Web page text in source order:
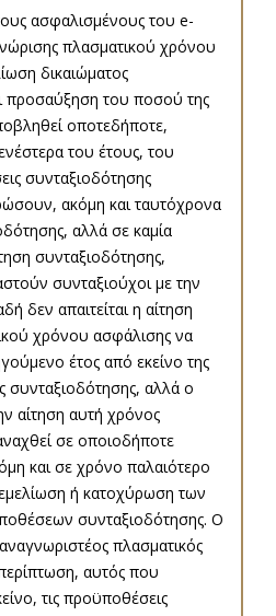
ασφαλισμένους του e-
πλασματικού χρόνου
δικαιώματος
προσαύξηση του ποσού της
οποτεδήποτε,
του έτους, του
συνταξιοδότησης
ακόμη και ταυτόχρονα
αλλά σε καμία
συνταξιοδότησης,
συνταξιούχοι με την
δεν απαιτείται η αίτηση
χρόνου ασφάλισης να
έτος από εκείνο της
συνταξιοδότησης, αλλά ο
αίτηση αυτή χρόνος
σε οποιοδήποτε
και σε χρόνο παλαιότερο
ή κατοχύρωση των
συνταξιοδότησης. Ο
πλασματικός
αυτός που
τις προϋποθέσεις